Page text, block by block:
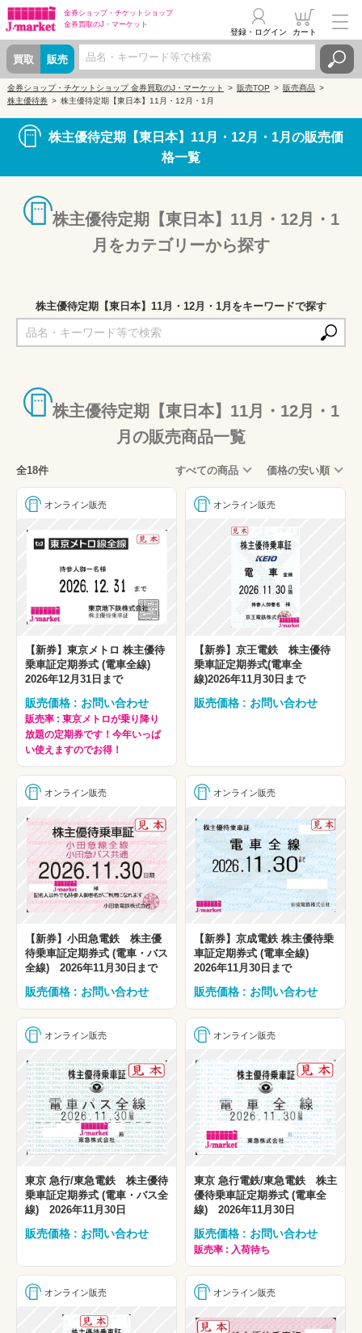
金券ショップ・ チケットショップ
金券買取のJ・マーケット
買取 販売
登録・ログイン カート
金券ショップ・チケットショップ 金券買取のJ・マーケット 販売TOP
販売商品
株主優待券
株主優待定期【東日本】11月・12月・1月
株主優待定期【東日本】11月・12月・1月の販売価
格一覧
株主優待定期【東日本】11月・12月・1
月をカテゴリーから探す
株主優待定期【東日本】11月・12月・1月をキーワードで探す
株主優待定期【東日本】11月・12月・1
月の販売商品一覧
全18件 すべての商品 価格の安い順
オンライン販売
【新券】東京メトロ 株主優待
乗車証定期券式 (電車全線)
2026年12月31日まで
販売価格 : お問い合わせ
販売率 : 東京メトロが乗り降り
放題の定期券です！今年いっぱ
い使えますのでお得！
オンライン販売
【新券】京王電鉄 株主優待
乗車証定期券式(電車全
線)2026年11月30日まで
販売価格 : お問い合わせ
オンライン販売
【新券】小田急電鉄 株主優
待乗車証定期券式 (電車・バス
全線) 2026年11月30日まで
販売価格 : お問い合わせ
オンライン販売
【新券】京成電鉄 株主優待乗
車証定期券式 (電車全線)
2026年11月30日まで
販売価格 : お問い合わせ
オンライン販売
東京 急行/東急電鉄 株主優待
乗車証定期券式 (電車・バス全
線) 2026年11月30日
販売価格 : お問い合わせ
オンライン販売
東京 急行電鉄/東急電鉄 株主
優待乗車証定期券式 (電車全
線) 2026年11月30日
販売価格 : お問い合わせ
販売率 : 入荷待ち
オンライン販売 オンライン販売